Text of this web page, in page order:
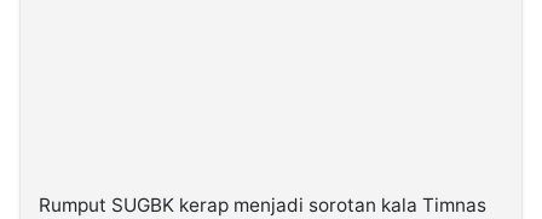
Rumput SUGBK kerap menjadi sorotan kala Timnas